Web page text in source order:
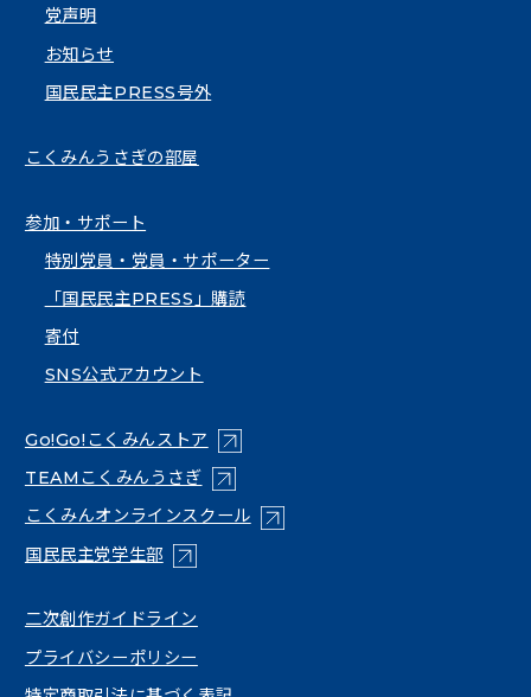
党声明
お知らせ
国民民主PRESS号外
こくみんうさぎの部屋
参加・サポート
特別党員・党員・サポーター
「国民民主PRESS」購読
寄付
SNS公式アカウント
Go!Go!こくみんストア （新しいタブで開く）
TEAMこくみんうさぎ（新しいタブで開く）
こくみんオンラインスクール（新しいタブで開く）
国民民主党学生部（新しいタブで開く）
二次創作ガイドライン
プライバシーポリシー